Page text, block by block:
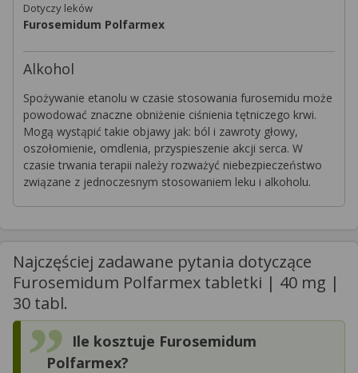
Dotyczy leków
Furosemidum Polfarmex
Alkohol
Spożywanie etanolu w czasie stosowania furosemidu może
powodować znaczne obniżenie ciśnienia tętniczego krwi.
Mogą wystąpić takie objawy jak: ból i zawroty głowy,
oszołomienie, omdlenia, przyspieszenie akcji serca. W
czasie trwania terapii należy rozważyć niebezpieczeństwo
związane z jednoczesnym stosowaniem leku i alkoholu.
Najczęściej zadawane pytania dotyczące
Furosemidum Polfarmex tabletki | 40 mg |
30 tabl.
Ile kosztuje Furosemidum
Polfarmex?